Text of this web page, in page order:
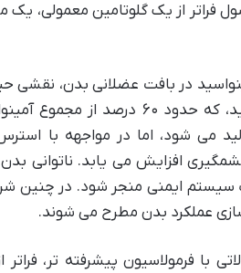
از یک گلوتامین معمولی، یک
در بافت عضلانی بدن،
ویژه در عملکرد ورزشی ایفا می کند. این
می شود، اما در مواجهه با
افزایش می یابد. ناتوانی بدن
ایمنی منجر شود. در چنین
سازی عملکرد بدن مطرح می شوند.
فرمولاسیون پیشرفته تر، فراتر